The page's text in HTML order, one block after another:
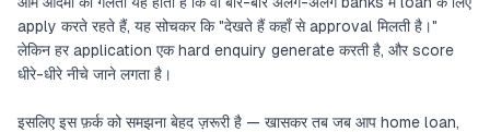
apply करते रहते हैं, यह सोचकर कि "देखते हैं कहाँ से approval मिलती है।"
लेकिन हर application एक hard enquiry generate करती है, और score
धीरे-धीरे नीचे जाने लगता है।
इसलिए इस फ़र्क को समझना बेहद ज़रूरी है — खासकर तब जब आप home loan,